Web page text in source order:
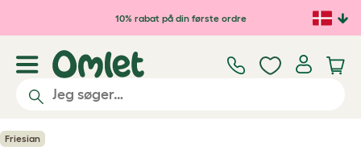
Gå til hovedindhold10% rabat på din første ordre
Friesian